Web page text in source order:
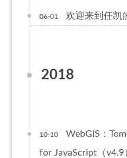
06-01 欢迎来到任凯
2018
10-10
WebGIS：
for JavaScript（v4.9